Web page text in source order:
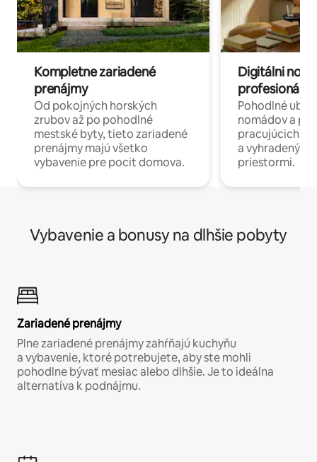
Kompletne zariadené
prenájmy
Od pokojných horských
zrubov až po pohodlné
mestské byty, tieto zariadené
prenájmy majú všetko
vybavenie pre pocit domova.
Digitálni
profesionáli
Pohodlné
nomádov a
pracujúcich
a
priestormi.
Vybavenie a bonusy na dlhšie pobyty
Zariadené prenájmy
Plne zariadené prenájmy zahŕňajú kuchyňu
a vybavenie, ktoré potrebujete, aby ste mohli
pohodlne bývať mesiac alebo dlhšie. Je to ideálna
alternatíva k podnájmu.